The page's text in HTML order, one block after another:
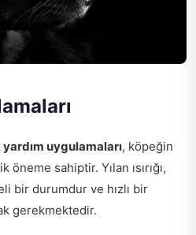
yardım uygulamaları, köpeğin
sahiptir. Yılan ısırığı,
bir durumdur ve hızlı bir
gerekmektedir.